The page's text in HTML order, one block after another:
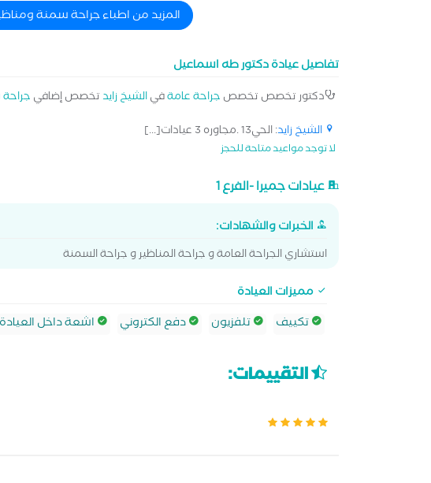
المزيد من اطباء جراحة سمنة
تفاصيل عيادة دكتور طه اسماعيل
دكتور تخصص تخصص جراحة عامةفيالشيخ زايدتخصص إضافي
الشيخ زايد: الحي13 .مجاوره 3 عيادات[...]
لا توجد مواعيد متاحة للحجز
عيادات جميرا -الفرع 1
الخبرات والشهادات:
استشاري الجراحة العامة و جراحة المناظير و جراحة السمنة
مميزات العيادة
تكييف
تلفزيون دفع الكتروني اشعة داخل العيادة
التقييمات: